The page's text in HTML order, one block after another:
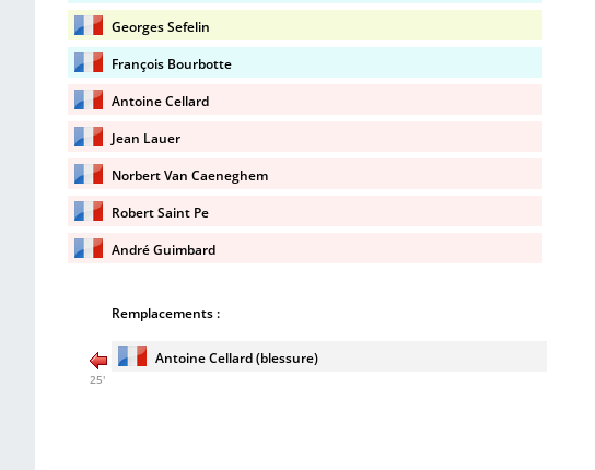
Georges Sefelin
François Bourbotte
Antoine Cellard
Jean Lauer
Norbert Van Caeneghem
Robert Saint Pe
André Guimbard
Remplacements :
Antoine Cellard (blessure)
25'